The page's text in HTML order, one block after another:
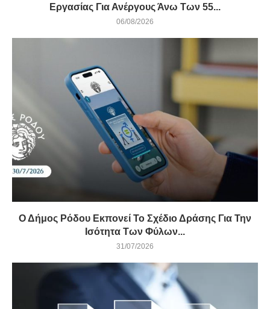
Εργασίας Για Ανέργους Άνω Των 55...
06/08/2026
Ο Δήμος Ρόδου Εκπονεί Το Σχέδιο Δράσης Για Την
Ισότητα Των Φύλων...
31/07/2026